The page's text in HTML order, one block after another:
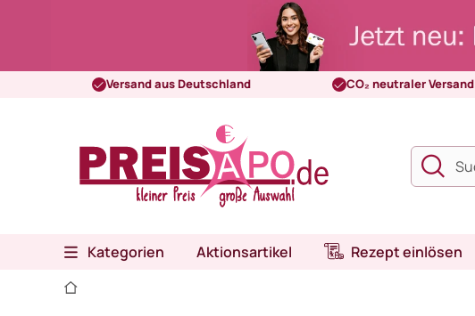
Versand aus Deutschland CO₂ neutraler Versand
Kategorien Aktionsartikel Rezept einlösen